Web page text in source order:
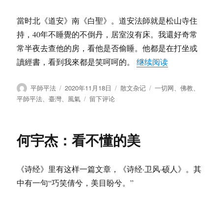
當时北《道安》南《白聖》。道安法師就是松山寺住
持，40年不睡覺的不倒丹，居室沒有床。我還好奇常
常半夜去查他的房，看他是否偷睡。他都是在打坐或
讀經書，看到我來都是笑呵呵的。继续阅读“平師平法：
作
者
平師平法
发
布
2020年11月18日
分
散文杂记
标
一切网、佛教、
平師平法、臺灣、 風氣
于
法：
懷
往
日
留下评论
何宇杰：看不懂的美
《诗经》里有这样一篇文章，《诗经·卫风·硕人》。其
中有一句“巧笑倩兮，美目盼兮。”